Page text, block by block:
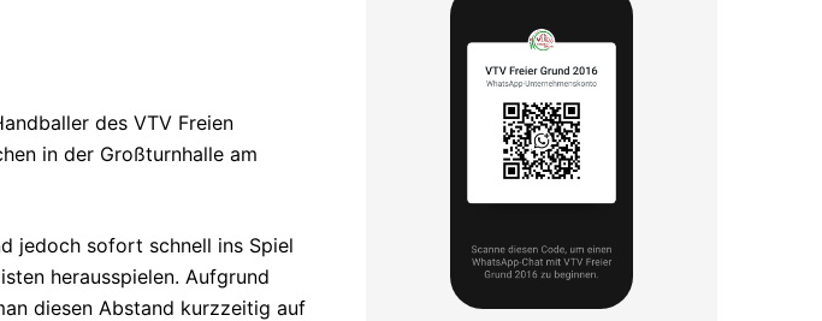
des VTV Freien
in der Großturnhalle am
jedoch sofort schnell ins Spiel
herausspielen. Aufgrund
diesen Abstand kurzzeitig auf